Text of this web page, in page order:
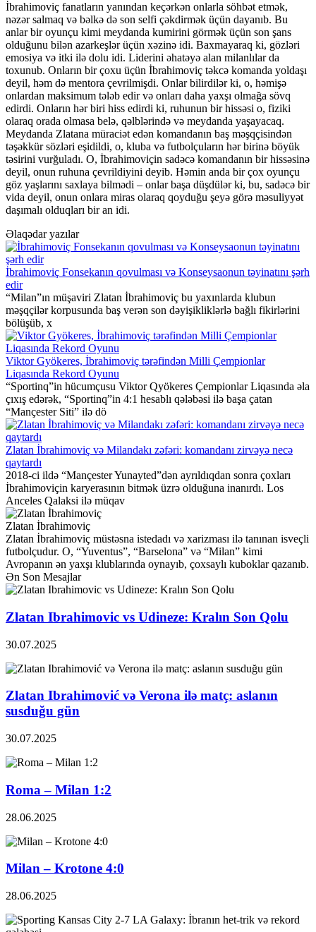
İbrahimoviç fanatların yanından keçərkən onlarla söhbət etmək,
nəzər salmaq və bəlkə də son selfi çəkdirmək üçün dayanıb. Bu
anlar bir oyunçu kimi meydanda kumirini görmək üçün son şans
olduğunu bilən azarkeşlər üçün xəzinə idi. Baxmayaraq ki, gözləri
emosiya və itki ilə dolu idi. Liderini əhatəyə alan milanlılar da
toxunub. Onların bir çoxu üçün İbrahimoviç təkcə komanda yoldaşı
deyil, həm də mentora çevrilmişdi. Onlar bilirdilər ki, o, həmişə
onlardan maksimum tələb edir və onları daha yaxşı olmağa sövq
edirdi. Onların hər biri hiss edirdi ki, ruhunun bir hissəsi o, fiziki
olaraq orada olmasa belə, qəlblərində və meydanda yaşayacaq.
Meydanda Zlatana müraciət edən komandanın baş məşqçisindən
təşəkkür sözləri eşidildi, o, kluba və futbolçuların hər birinə böyük
təsirini vurğuladı. O, İbrahimoviçin sadəcə komandanın bir hissəsinə
deyil, onun ruhuna çevrildiyini deyib. Həmin anda bir çox oyunçu
göz yaşlarını saxlaya bilmədi – onlar başa düşdülər ki, bu, sadəcə bir
vida deyil, onun onlara miras olaraq qoyduğu şeyə görə məsuliyyət
daşımalı olduqları bir an idi.
Əlaqədar yazılar
İbrahimoviç Fonsekanın qovulması və Konseysaonun təyinatını şərh
edir
“Milan”ın müşaviri Zlatan İbrahimoviç bu yaxınlarda klubun
məşqçilər korpusunda baş verən son dəyişikliklərlə bağlı fikirlərini
bölüşüb, x
Viktor Gyökeres, İbrahimoviç tərəfindən Milli Çempionlar
Liqasında Rekord Oyunu
“Sportinq”in hücumçusu Viktor Qyökeres Çempionlar Liqasında əla
çıxış edərək, “Sportinq”in 4:1 hesablı qələbəsi ilə başa çatan
“Mançester Siti” ilə dö
Zlatan İbrahimoviç və Milandakı zəfəri: komandanı zirvəyə necə
qaytardı
2018-ci ildə “Mançester Yunayted”dən ayrıldıqdan sonra çoxları
İbrahimoviçin karyerasının bitmək üzrə olduğuna inanırdı. Los
Anceles Qalaksi ilə müqav
Zlatan İbrahimoviç
Zlatan İbrahimoviç müstəsna istedadı və xarizması ilə tanınan isveçli
futbolçudur. O, “Yuventus”, “Barselona” və “Milan” kimi
Avropanın ən yaxşı klublarında oynayıb, çoxsaylı kuboklar qazanıb.
Ən Son Mesajlar
Zlatan Ibrahimovic vs Udineze: Kralın Son Qolu
30.07.2025
Zlatan Ibrahimović və Verona ilə matç: aslanın
susduğu gün
30.07.2025
Roma – Milan 1:2
28.06.2025
Milan – Krotone 4:0
28.06.2025